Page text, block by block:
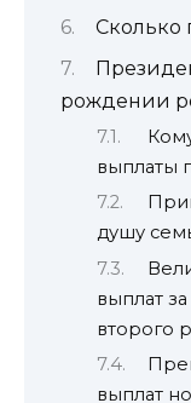
Сколько
рождении
выплаты
душу
выплат
второго
выплат